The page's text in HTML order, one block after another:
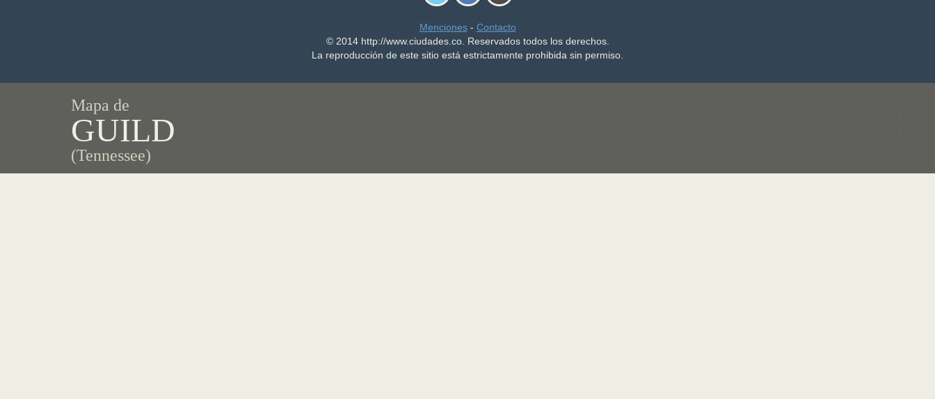
Menciones- Contacto
© 2014 http://www.ciudades.co. Reservados todos los derechos.
La reproducción de este sitio está estrictamente prohibida sin permiso.
Mapa de
GUILD
(Tennessee)